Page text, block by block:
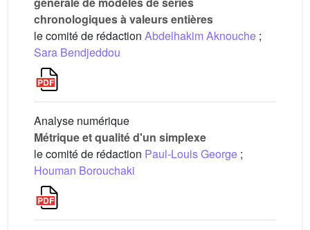
chronologiques à valeurs entières
le comité de rédaction Abdelhakim Aknouche ;
Sara Bendjeddou
Analyse numérique
Métrique et qualité d'un simplexe
le comité de rédaction Paul-Louis George ;
Houman Borouchaki